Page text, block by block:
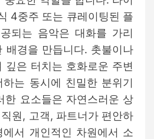
4중주 또는 큐레이팅된 플
되는 음악은 대화를 가리
배경을 만듭니다. 촛불이나
깊은 터치는 호화로운 주변
는 동시에 친밀한 분위기
한 요소들은 자연스러운 상
원, 고객, 파트너가 편안하
에서 개인적인 차원에서 소